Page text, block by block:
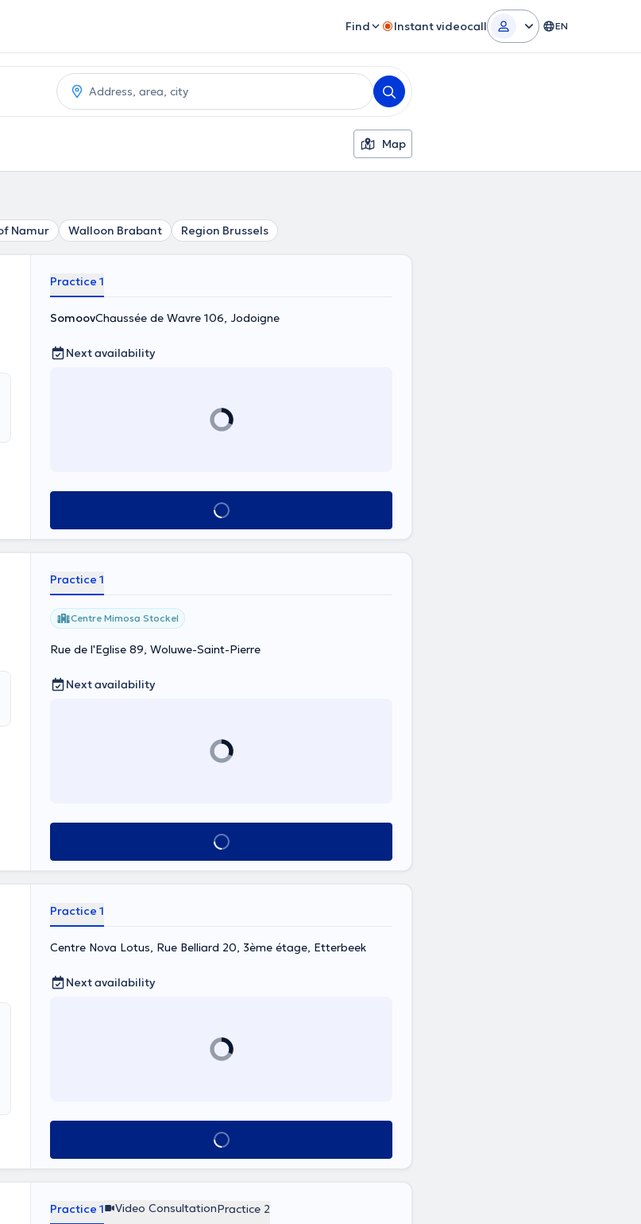
Find Instant videocall EN
Map
Namur Walloon Brabant Region Brussels
Practice 1
SomoovChaussée de Wavre 106, Jodoigne
Next availability
See all
Practice 1
Centre Mimosa Stockel
Rue de l'Eglise 89, Woluwe-Saint-Pierre
Next availability
See all
Practice 1
Centre Nova Lotus, Rue Belliard 20, 3ème étage, Etterbeek
Next availability
See all
Practice 1 Video ConsultationPractice 2